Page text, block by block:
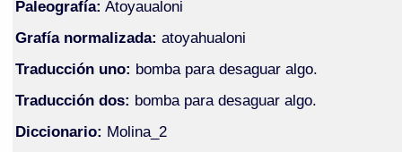
Paleografía: Atoyaualoni
Grafía normalizada: atoyahualoni
Traducción uno: bomba para desaguar algo.
Traducción dos: bomba para desaguar algo.
Diccionario: Molina_2